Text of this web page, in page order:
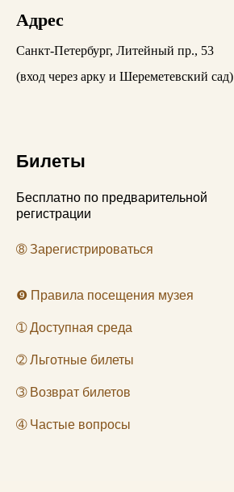
Адрес
Санкт-Петербург, Литейный пр., 53
(вход через арку и Шереметевский сад)
Билеты
Бесплатно по предварительной
регистрации
➃Частые вопросы
➇ Зарегистрироваться
❾ Правила посещения музея
➀Доступная среда
➁Льготные билеты
➂ Возврат билетов